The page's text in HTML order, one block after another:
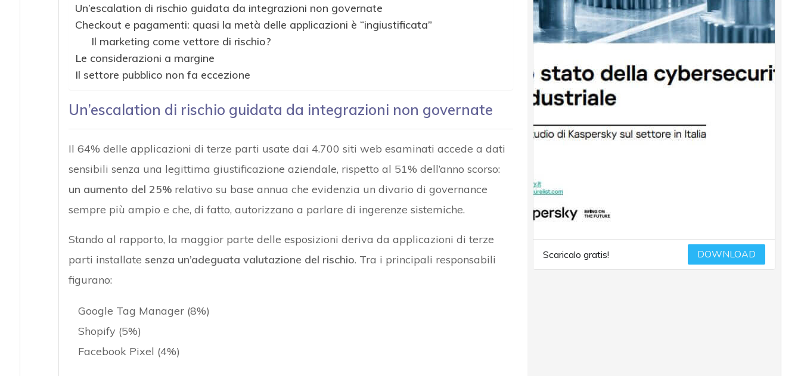
Un’escalation di rischio guidata da integrazioni non governate
Checkout e pagamenti: quasi la metà delle applicazioni è “ingiustificata”
Il marketing come vettore di rischio?
Le considerazioni a margine
Il settore pubblico non fa eccezione
Un’escalation di rischio guidata da integrazioni non governate
Il 64% delle applicazioni di terze parti usate dai 4.700 siti web esaminati accede a dati
sensibili senza una legittima giustificazione aziendale, rispetto al 51% dell’anno scorso:
un aumento del 25%relativo su base annua che evidenzia un divario di governance
sempre più ampio e che, di fatto, autorizzano a parlare di ingerenze sistemiche.
Stando al rapporto, la maggior parte delle esposizioni deriva da applicazioni di terze
parti installate senza un’adeguata valutazione del rischio. Tra i principali responsabili
figurano:
Google Tag Manager (8%)
Shopify (5%)
Facebook Pixel (4%)
Scaricalo gratis! DOWNLOAD